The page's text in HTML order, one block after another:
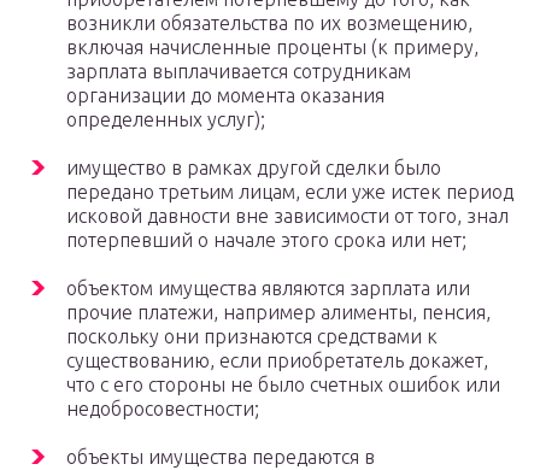
возникли обязательства по их возмещению,
включая начисленные проценты (к примеру,
зарплата выплачивается сотрудникам
организации до момента оказания
определенных услуг);
имущество в рамках другой сделки было
передано третьим лицам, если уже истек период
исковой давности вне зависимости от того, знал
потерпевший о начале этого срока или нет;
объектом имущества являются зарплата или
прочие платежи, например алименты, пенсия,
поскольку они признаются средствами к
существованию, если приобретатель докажет,
что с его стороны не было счетных ошибок или
недобросовестности;
объекты имущества передаются в